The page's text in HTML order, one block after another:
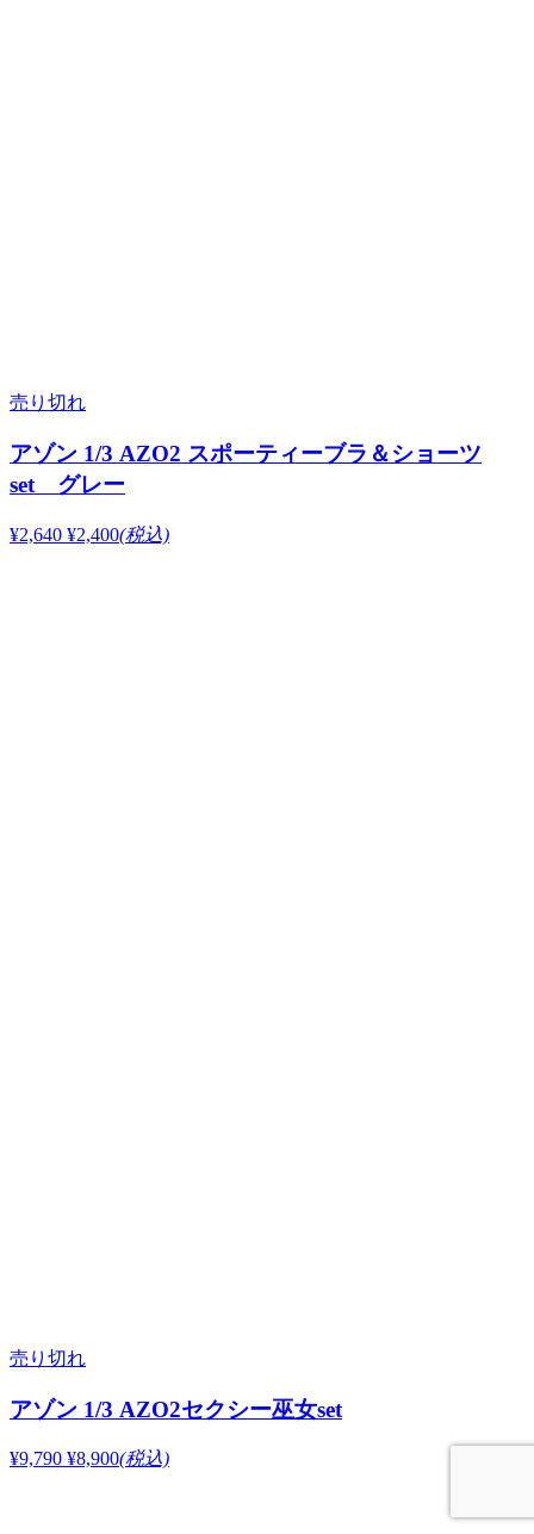
売り切れ
アゾン 1/3 AZO2 スポーティーブラ＆ショーツ
set グレー
¥2,640 ¥2,400(税込)
売り切れ
アゾン 1/3 AZO2セクシー巫女set
¥9,790 ¥8,900(税込)